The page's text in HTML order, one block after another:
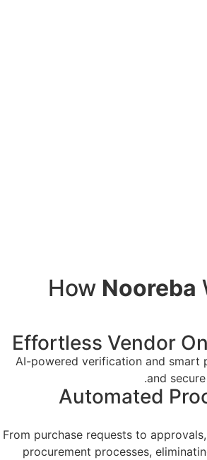
How Nooreba
AI-powered verification and smart
and
2- Automated
From purchase requests to
procurement processes,